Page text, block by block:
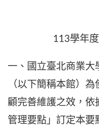
113 年
113學年
一、國立臺北商業大
（以下簡稱本館）
顧完善維護之效，依
管理要點」訂定本要